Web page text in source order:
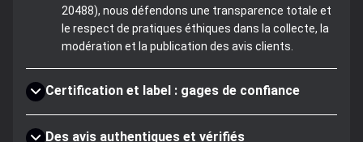
20488), nous défendons une transparence totale et
le respect de pratiques éthiques dans la collecte, la
modération et la publication des avis clients.
Certification et label : gages de confiance
Des avis authentiques et vérifiés